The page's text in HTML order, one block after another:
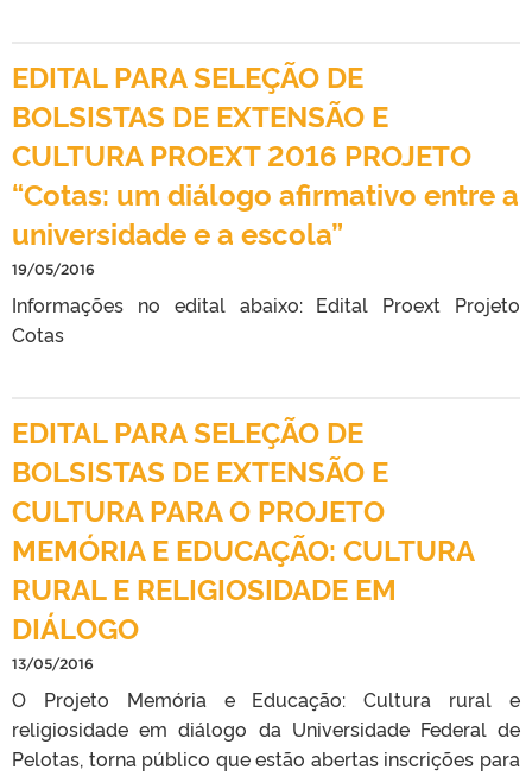
EDITAL PARA SELEÇÃO DE
BOLSISTAS DE EXTENSÃO E
CULTURA PROEXT 2016 PROJETO
“Cotas: um diálogo afirmativo entre a
universidade e a escola”
19/05/2016
Informações no edital abaixo: Edital Proext Projeto
Cotas
EDITAL PARA SELEÇÃO DE
BOLSISTAS DE EXTENSÃO E
CULTURA PARA O PROJETO
MEMÓRIA E EDUCAÇÃO: CULTURA
RURAL E RELIGIOSIDADE EM
DIÁLOGO
13/05/2016
O Projeto Memória e Educação: Cultura rural e
religiosidade em diálogo da Universidade Federal de
Pelotas, torna público que estão abertas inscrições para